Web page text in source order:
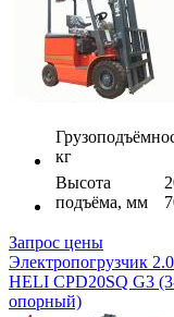
кг
Высота
подъёма, мм
Запрос цены
Электропогрузчик
HELI CPD20SQ G3
опорный)